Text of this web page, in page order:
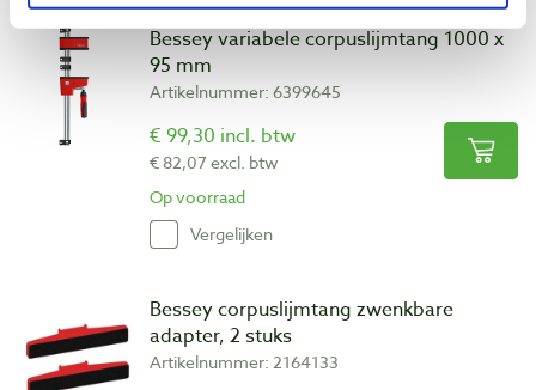
Bessey variabele corpuslijmtang 1000 x
95 mm
Artikelnummer: 6399645
€ 99,30 incl. btw
€ 82,07 excl. btw
Op voorraad
Vergelijken
Bessey corpuslijmtang zwenkbare
adapter, 2 stuks
Artikelnummer: 2164133